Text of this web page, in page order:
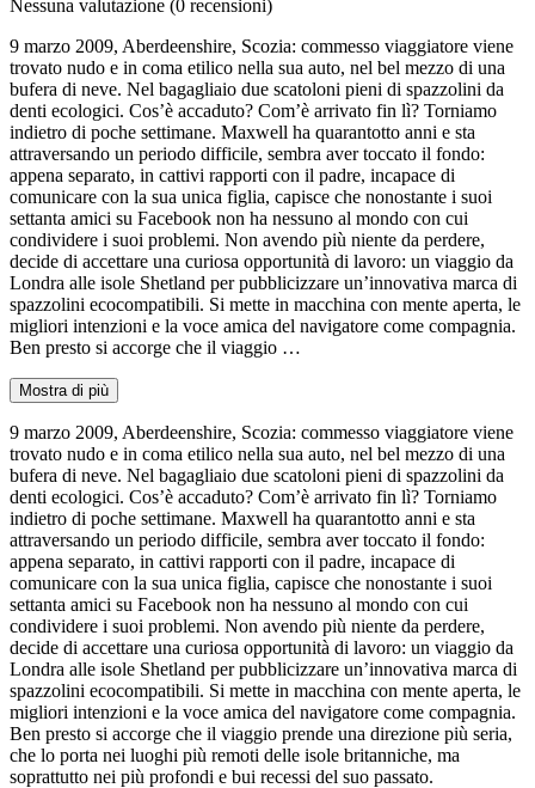
Nessuna valutazione (0 recensioni)
9 marzo 2009, Aberdeenshire, Scozia: commesso viaggiatore viene
trovato nudo e in coma etilico nella sua auto, nel bel mezzo di una
bufera di neve. Nel bagagliaio due scatoloni pieni di spazzolini da
denti ecologici. Cos’è accaduto? Com’è arrivato fin lì? Torniamo
indietro di poche settimane. Maxwell ha quarantotto anni e sta
attraversando un periodo difficile, sembra aver toccato il fondo:
appena separato, in cattivi rapporti con il padre, incapace di
comunicare con la sua unica figlia, capisce che nonostante i suoi
settanta amici su Facebook non ha nessuno al mondo con cui
condividere i suoi problemi. Non avendo più niente da perdere,
decide di accettare una curiosa opportunità di lavoro: un viaggio da
Londra alle isole Shetland per pubblicizzare un’innovativa marca di
spazzolini ecocompatibili. Si mette in macchina con mente aperta, le
migliori intenzioni e la voce amica del navigatore come compagnia.
Ben presto si accorge che il viaggio …
Mostra di più
9 marzo 2009, Aberdeenshire, Scozia: commesso viaggiatore viene
trovato nudo e in coma etilico nella sua auto, nel bel mezzo di una
bufera di neve. Nel bagagliaio due scatoloni pieni di spazzolini da
denti ecologici. Cos’è accaduto? Com’è arrivato fin lì? Torniamo
indietro di poche settimane. Maxwell ha quarantotto anni e sta
attraversando un periodo difficile, sembra aver toccato il fondo:
appena separato, in cattivi rapporti con il padre, incapace di
comunicare con la sua unica figlia, capisce che nonostante i suoi
settanta amici su Facebook non ha nessuno al mondo con cui
condividere i suoi problemi. Non avendo più niente da perdere,
decide di accettare una curiosa opportunità di lavoro: un viaggio da
Londra alle isole Shetland per pubblicizzare un’innovativa marca di
spazzolini ecocompatibili. Si mette in macchina con mente aperta, le
migliori intenzioni e la voce amica del navigatore come compagnia.
Ben presto si accorge che il viaggio prende una direzione più seria,
che lo porta nei luoghi più remoti delle isole britanniche, ma
soprattutto nei più profondi e bui recessi del suo passato.